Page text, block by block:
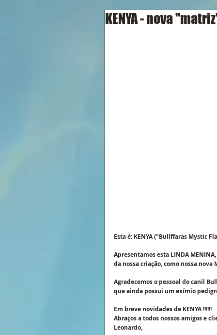
KENYA - nova
Esta é: KENYA ("Bullffaras Mystic
Apresentamos esta LINDA
da nossa criação, como nossa nova
Agradecemos o pessoal do canil
que ainda possui um exímio
Em breve novidades de KENYA !!!!!!
Abraços a todos nossos amigos e
Leonardo,